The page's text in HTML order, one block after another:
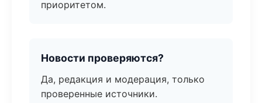
приоритетом.
Новости проверяются?
Да, редакция и модерация, только
проверенные источники.